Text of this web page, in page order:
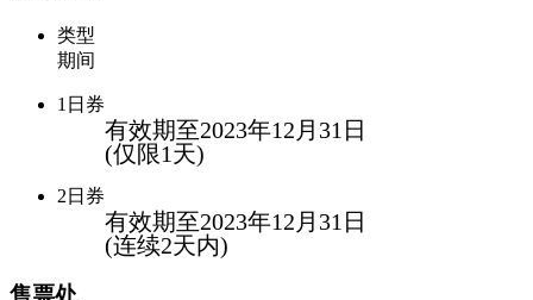
类型
期间
1日券
有效期至2023年12月31日
(仅限1天)
2日券
有效期至2023年12月31日
(连续2天内)
售票处